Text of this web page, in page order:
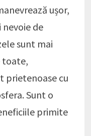
ușor,
de
sunt mai
toate,
prietenoase cu
Sunt o
primite